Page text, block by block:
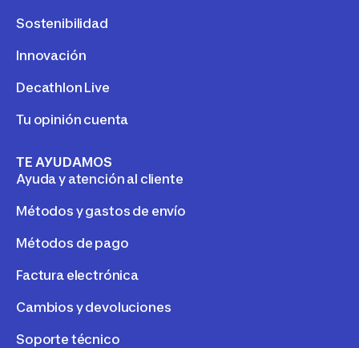
Sostenibilidad
Innovación
Decathlon Live
Tu opinión cuenta
TE AYUDAMOS
Ayuda y atención al cliente
Métodos y gastos de envío
Métodos de pago
Factura electrónica
Cambios y devoluciones
Soporte técnico